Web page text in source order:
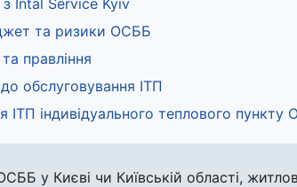
Intal Service Kyiv
та ризики ОСББ
правління
обслуговування ІТП
ІТП індивідуального теплового
у Києві чи Київській області,